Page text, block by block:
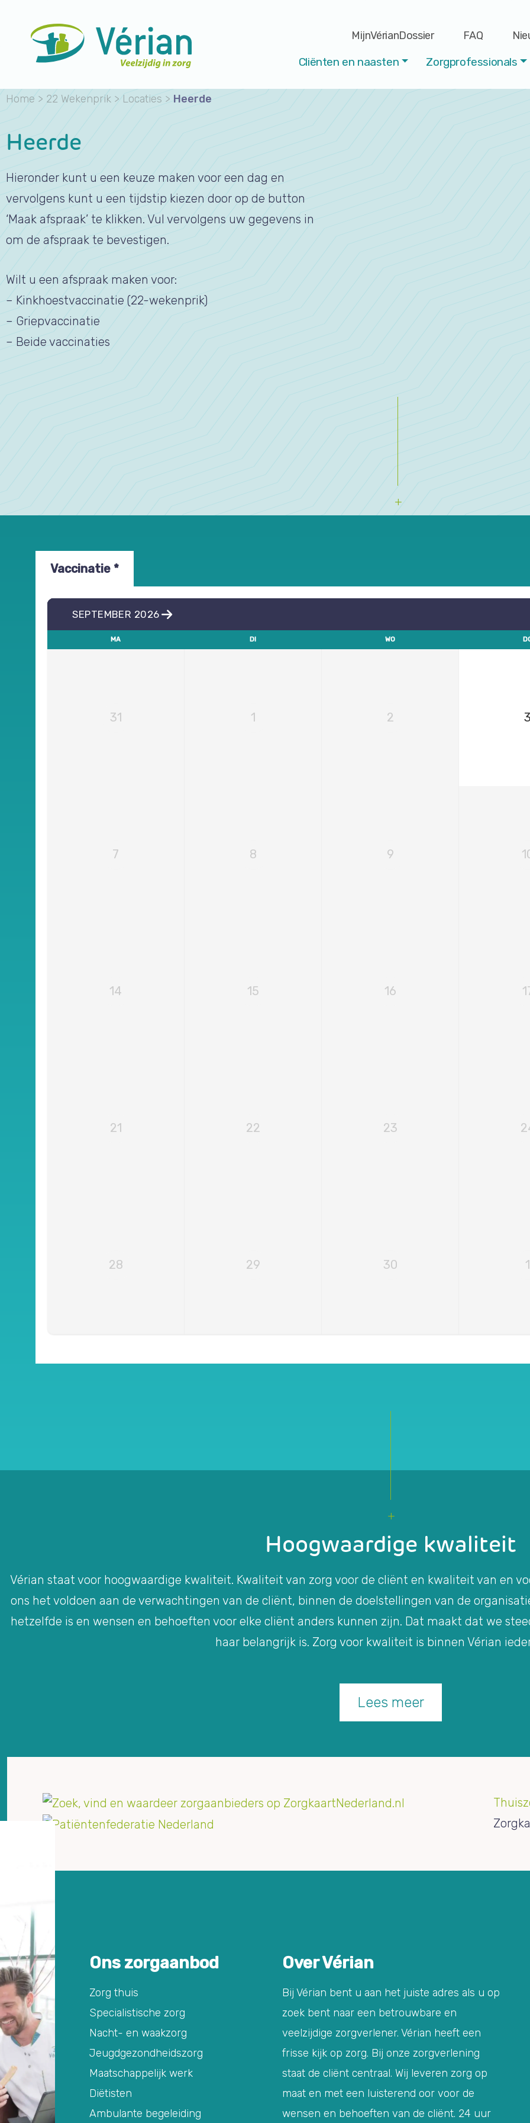
MijnVérianDossier FAQ
Cliënten en naasten Zorgprofessionals
Home > 22 Wekenprik > Locaties > Heerde
Heerde
Hieronder kunt u een keuze maken voor een dag en
vervolgens kunt u een tijdstip kiezen door op de button
‘Maak afspraak’ te klikken. Vul vervolgens uw gegevens in
om de afspraak te bevestigen.
Wilt u een afspraak maken voor:
– Kinkhoestvaccinatie (22-wekenprik)
– Griepvaccinatie
– Beide vaccinaties
Vaccinatie *
SEPTEMBER 2026
MA DI WO
31 1 2 3
7 8 9
14 15 16
21 22 23
28 29 30 1
Hoogwaardige kwaliteit
Vérian staat voor hoogwaardige kwaliteit. Kwaliteit van zorg voor de cliënt en kwaliteit van en
ons het voldoen aan de verwachtingen van de cliënt, binnen de doelstellingen van de
hetzelfde is en wensen en behoeften voor elke cliënt anders kunnen zijn. Dat maakt dat we
haar belangrijk is. Zorg voor kwaliteit is binnen Vérian
Lees meer
Ons zorgaanbod
Zorg thuis
Specialistische zorg
Nacht- en waakzorg
Jeugdgezondheidszorg
Maatschappelijk werk
Diëtisten
Ambulante begeleiding
Over Vérian
Bij Vérian bent u aan het juiste adres als u op
zoek bent naar een betrouwbare en
veelzijdige zorgverlener. Vérian heeft een
frisse kijk op zorg. Bij onze zorgverlening
staat de cliënt centraal. Wij leveren zorg op
maat en met een luisterend oor voor de
wensen en behoeften van de cliënt. 24 uur